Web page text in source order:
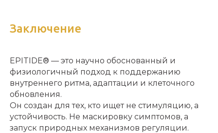
Заключение
EPITIDE® — это научно обоснованный и
физиологичный подход к поддержанию
внутреннего ритма, адаптации и клеточного
обновления.
Он создан для тех, кто ищет не стимуляцию, а
устойчивость. Не маскировку симптомов, а
запуск природных механизмов регуляции.